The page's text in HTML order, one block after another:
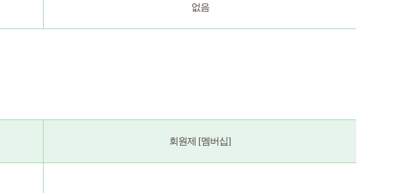
없음
회원제 [멤버십]